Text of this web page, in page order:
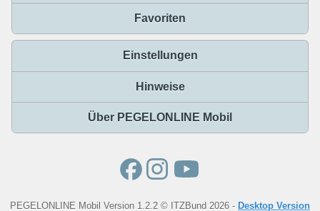
Favoriten
Einstellungen
Hinweise
Über PEGELONLINE Mobil
PEGELONLINE Mobil Version 1.2.2 © ITZBund 2026 - Desktop Version